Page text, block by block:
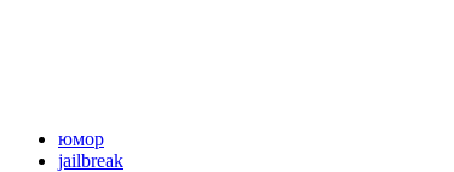
юмор
jailbreak